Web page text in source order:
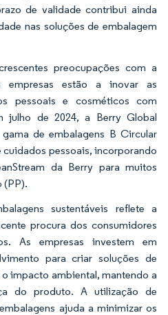
de validade contribui ainda
nas soluções de embalagem
preocupações com a
empresas estão a inovar as
pessoais e cosméticos com
julho de 2024, a Berry Global
de embalagens B Circular
cuidados pessoais, incorporando
da Berry para muitos
(PP).
sustentáveis reflete a
procura dos consumidores
As empresas investem em
para criar soluções de
impacto ambiental, mantendo a
do produto. A utilização de
ajuda a minimizar os